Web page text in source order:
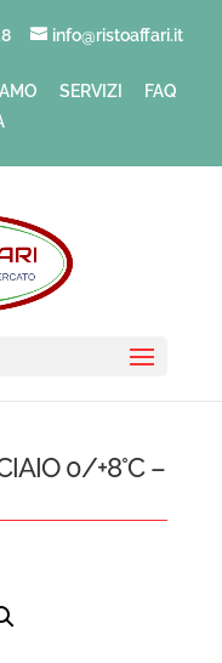
info@ristoaffari.it
SERVIZI
FAQ
0/+8°C –